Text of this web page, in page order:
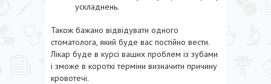
ускладнень.
Також бажано відвідувати одного
стоматолога, який буде вас постійно вести.
Лікар буде в курсі ваших проблем із зубами
і зможе в короткі терміни визначити причину
кровотечі.